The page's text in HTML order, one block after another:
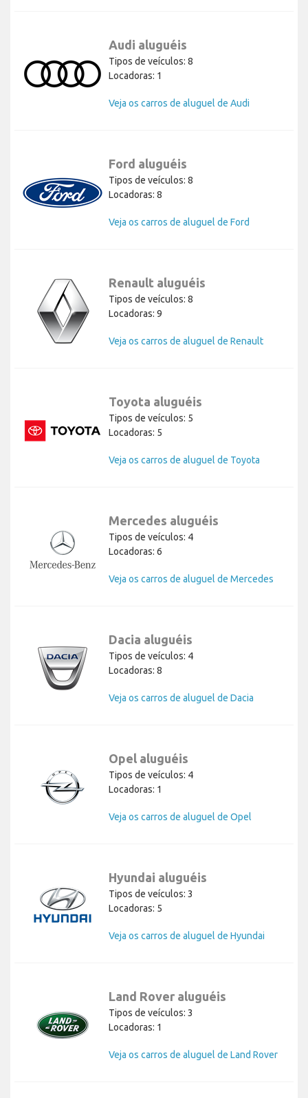
Audi aluguéis
Tipos de veículos: 8
Locadoras: 1
Veja os carros de aluguel de Audi
Ford aluguéis
Tipos de veículos: 8
Locadoras: 8
Veja os carros de aluguel de Ford
Renault aluguéis
Tipos de veículos: 8
Locadoras: 9
Veja os carros de aluguel de Renault
Toyota aluguéis
Tipos de veículos: 5
Locadoras: 5
Veja os carros de aluguel de Toyota
Mercedes aluguéis
Tipos de veículos: 4
Locadoras: 6
Veja os carros de aluguel de Mercedes
Dacia aluguéis
Tipos de veículos: 4
Locadoras: 8
Veja os carros de aluguel de Dacia
Opel aluguéis
Tipos de veículos: 4
Locadoras: 1
Veja os carros de aluguel de Opel
Hyundai aluguéis
Tipos de veículos: 3
Locadoras: 5
Veja os carros de aluguel de Hyundai
Land Rover aluguéis
Tipos de veículos: 3
Locadoras: 1
Veja os carros de aluguel de Land Rover